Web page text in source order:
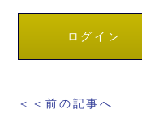
ログイン
＜＜前の記事へ